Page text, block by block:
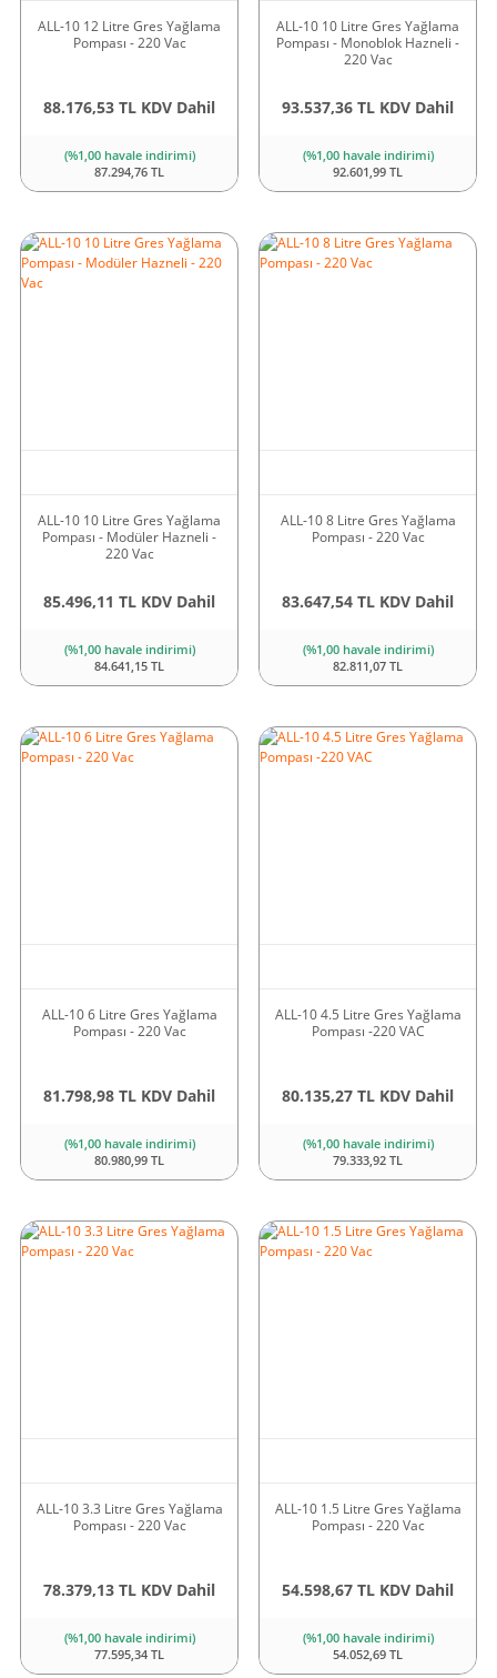
ALL-10 12 Litre Gres Yağlama
Pompası - 220 Vac
88.176,53 TL KDV Dahil
(%1,00 havale indirimi)
87.294,76 TL
ALL-10 10 Litre Gres Yağlama
Pompası - Monoblok Hazneli -
220 Vac
93.537,36 TL KDV Dahil
(%1,00 havale indirimi)
92.601,99 TL
ALL-10 10 Litre Gres Yağlama
Pompası - Modüler Hazneli -
220 Vac
85.496,11 TL KDV Dahil
(%1,00 havale indirimi)
84.641,15 TL
ALL-10 8 Litre Gres Yağlama
Pompası - 220 Vac
83.647,54 TL KDV Dahil
(%1,00 havale indirimi)
82.811,07 TL
ALL-10 6 Litre Gres Yağlama
Pompası - 220 Vac
81.798,98 TL KDV Dahil
(%1,00 havale indirimi)
80.980,99 TL
ALL-10 4.5 Litre Gres Yağlama
Pompası -220 VAC
80.135,27 TL KDV Dahil
(%1,00 havale indirimi)
79.333,92 TL
ALL-10 3.3 Litre Gres Yağlama
Pompası - 220 Vac
78.379,13 TL KDV Dahil
(%1,00 havale indirimi)
77.595,34 TL
ALL-10 1.5 Litre Gres Yağlama
Pompası - 220 Vac
54.598,67 TL KDV Dahil
(%1,00 havale indirimi)
54.052,69 TL